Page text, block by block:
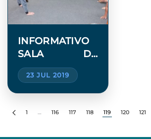
INFORMATIVO
SALA DE
MUSCULACIÓN
23 JUL 2019
1 … 116 117 118 119 120 121